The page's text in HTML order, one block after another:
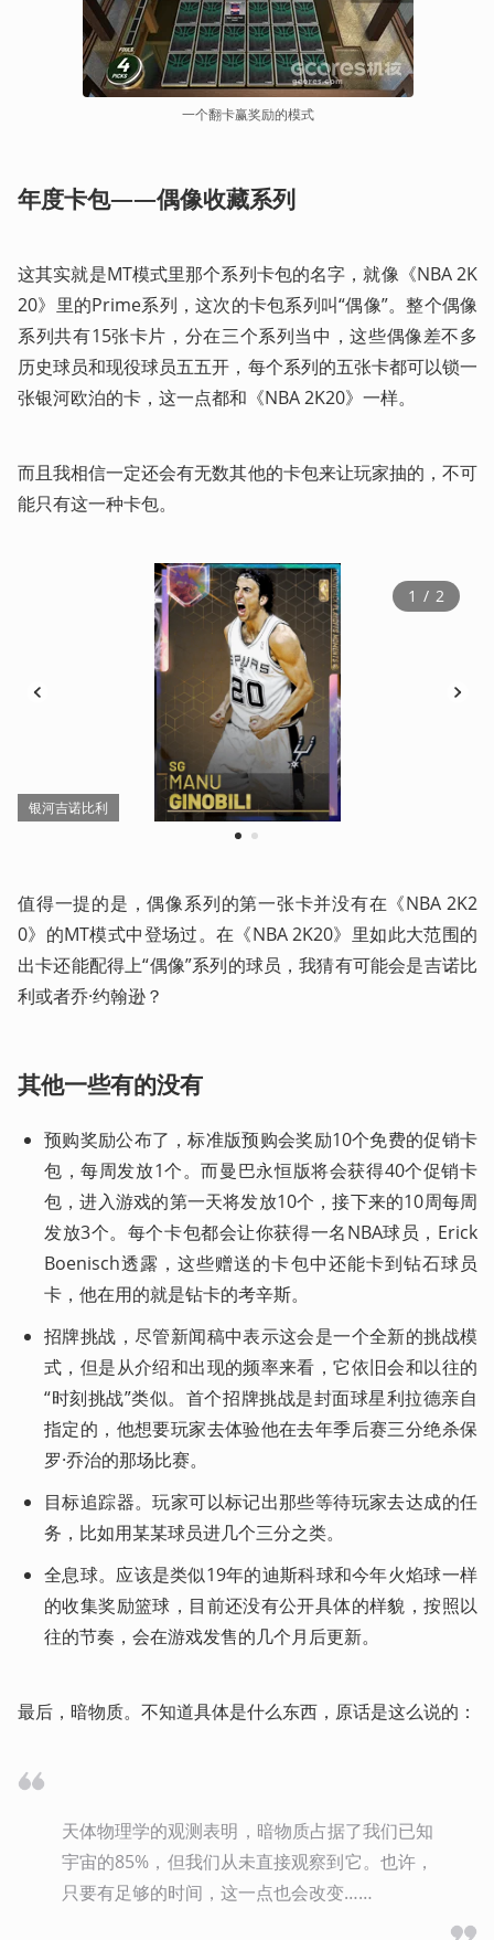
一个翻卡赢奖励的模式
年度卡包——偶像收藏系列
这其实就是MT模式里那个系列卡包的名字，就像《NBA 2K
20》里的Prime系列，这次的卡包系列叫“偶像”。整个偶像
系列共有15张卡片，分在三个系列当中，这些偶像差不多
历史球员和现役球员五五开，每个系列的五张卡都可以锁一
张银河欧泊的卡，这一点都和《NBA 2K20》一样。
而且我相信一定还会有无数其他的卡包来让玩家抽的，不可
能只有这一种卡包。
银河吉诺比利
1 2
1 / 2
值得一提的是，偶像系列的第一张卡并没有在《NBA 2K2
0》的MT模式中登场过。在《NBA 2K20》里如此大范围的
出卡还能配得上“偶像”系列的球员，我猜有可能会是吉诺比
利或者乔·约翰逊？
其他一些有的没有
预购奖励公布了，标准版预购会奖励10个免费的促销卡
包，每周发放1个。而曼巴永恒版将会获得40个促销卡
包，进入游戏的第一天将发放10个，接下来的10周每周
发放3个。每个卡包都会让你获得一名NBA球员，Erick
Boenisch透露，这些赠送的卡包中还能卡到钻石球员
卡，他在用的就是钻卡的考辛斯。
招牌挑战，尽管新闻稿中表示这会是一个全新的挑战模
式，但是从介绍和出现的频率来看，它依旧会和以往的
“时刻挑战”类似。首个招牌挑战是封面球星利拉德亲自
指定的，他想要玩家去体验他在去年季后赛三分绝杀保
罗·乔治的那场比赛。
目标追踪器。玩家可以标记出那些等待玩家去达成的任
务，比如用某某球员进几个三分之类。
全息球。应该是类似19年的迪斯科球和今年火焰球一样
的收集奖励篮球，目前还没有公开具体的样貌，按照以
往的节奏，会在游戏发售的几个月后更新。
最后，暗物质。不知道具体是什么东西，原话是这么说的：
天体物理学的观测表明，暗物质占据了我们已知
宇宙的85%，但我们从未直接观察到它。也许，
只要有足够的时间，这一点也会改变……